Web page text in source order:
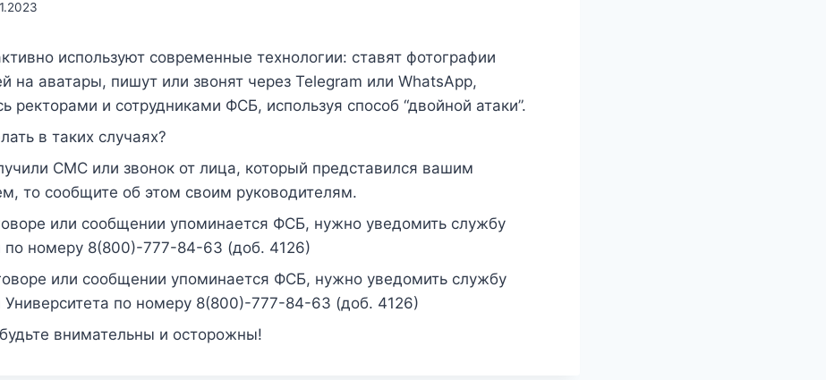
используют современные технологии: ставят фотографии
на аватары, пишут или звонят через Telegram или WhatsApp,
ректорами и сотрудниками ФСБ, используя способ “двойной атаки”.
в таких случаях?
СМС или звонок от лица, который представился вашим
то сообщите об этом своим руководителям.
или сообщении упоминается ФСБ, нужно уведомить службу
по номеру 8(800)-777-84-63 (доб. 4126)
или сообщении упоминается ФСБ, нужно уведомить службу
Университета по номеру 8(800)-777-84-63 (доб. 4126)
внимательны и осторожны!